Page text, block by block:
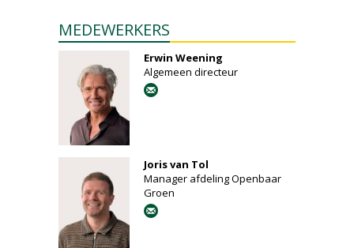
MEDEWERKERS
Erwin Weening
Algemeen directeur
Joris van Tol
Manager afdeling Openbaar
Groen